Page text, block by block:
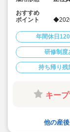
おすすめ
ポイント
◆産後
ン・
す！
◆月給
与は
◆親会
す！
年間休日
研修制度
持ち帰り残
キー
他の産